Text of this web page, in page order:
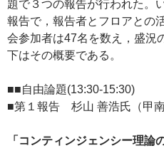
題で３つの報告が行われた。
報告で，報告者とフロアとの
会参加者は47名を数え，盛況
下はその概要である。
■■自由論題(13:30‐15:30)
■第１報告 杉山 善浩氏（甲南
「コンティンジェンシー理論